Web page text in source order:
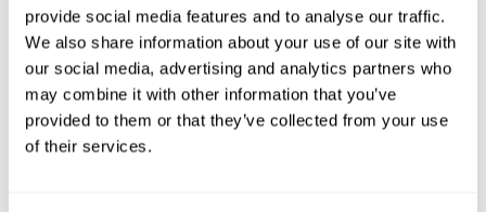
provide social media features and to analyse our traffic.
We also share information about your use of our site with
our social media, advertising and analytics partners who
may combine it with other information that you’ve
provided to them or that they’ve collected from your use
of their services.
يؤدي لعب "Fruit Frenzy" إلى تحفيز نمط تنشيط عصبي معين. يمكن أن
يساعد تكرار هذا النمط وتدريبه باستمرار على تحسين الاتصالات العصبية
، ومساعدة الدوائر العصبية على إعادة تنظيم واستعادة الوظائف المعرفية
الضعيفة أو التالفة.
يساعد "Fruit Frenzy" على ممارسة الإدراك البصري ، ووقت رد الفعل ،
والتنسيق بين اليد والعين. يمكن أن يساعد تحفيز هذه المهارات باستمرار